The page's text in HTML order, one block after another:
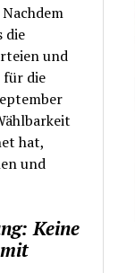
die
und
für die
hat,
und
Keine